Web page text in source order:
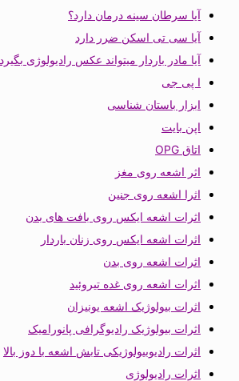
آیا سرطان سینه درمان دارد؟
آیا سی تی اسکن ضرر دارد
آیا مادر باردار میتواند عکس رادیولوژی بگیرد
ا پی جی
ابزار باستان شناسی
اپن بایت
اتاق OPG
اثر اشعه روی مغز
اثرا اشعه روی جنین
اثرات اشعه ایکس روی بافت های بدن
اثرات اشعه ایکس روی زنان باردار
اثرات اشعه روی بدن
اثرات اشعه روی غده تیروئید
اثرات بیولوژیک اشعه یونیزان
اثرات بیولوژیک رادیوگرافی پانورامیک
اثرات رادیوبیولوژیکی تابش اشعه با دوز بالا
اثرات رادیولوژی